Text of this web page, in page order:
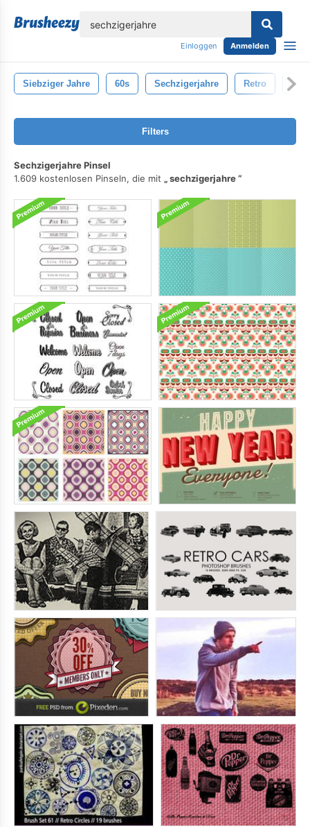
Einloggen Anmelden
Siebziger Jahre 60s Sechzigerjahre Retro
Filters
Sechzigerjahre Pinsel
1.609 kostenlosen Pinseln, die mit
sechzigerjahre